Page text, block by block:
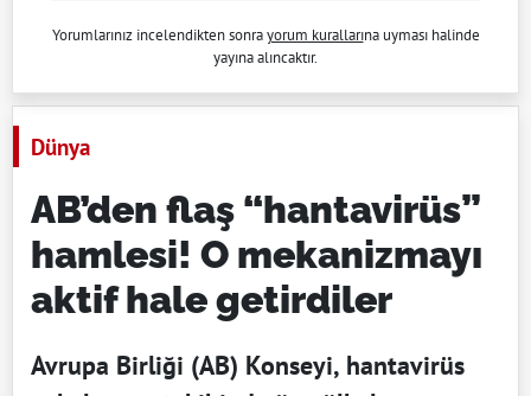
Yorumlarınız incelendikten sonrayorum kurallarına uyması halinde
yayına alıncaktır.
Dünya
AB’den flaş “hantavirüs”
hamlesi! O mekanizmayı
aktif hale getirdiler
Avrupa Birliği (AB) Konseyi, hantavirüs